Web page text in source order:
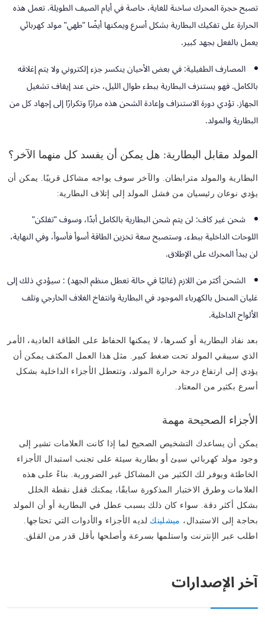
تصبح حجرة المحرك ساخنة للغاية، خاصة في أيام الصيف الطويلة. تعمل هذه
الحرارة على تفكيك البطارية بشكل أسرع ويمكنها أيضًا "طهي" مولد كهربائي
يعمل بالفعل بجهد كبير.
المصارف الطفيلية:في بعض الأحيان ينكسر جزء إلكتروني ولا يتم إغلاقه
بالكامل. فهو يستنزف البطارية ببطء طوال الليل، حتى عند إيقاف تشغيل
الجهاز. تؤدي دورة الاستنزاف وإعادة الشحن هذه مرارًا وتكرارًا إلى إجهاد كل من
البطارية والمولد.
المولد مقابل البطارية: هل يمكن أن يفسد كل منهما الآخر؟
البطارية والمولد مترابطان. والآخر سوف يواجه مشاكل قريبًا. يمكن أن
يؤدي نوعان رئيسيان من فشل المولد إلى إتلاف البطارية:
شحن غير كاف: لن يتم شحن البطارية بالكامل أبدًا، وسوف "تفلكن"
اللوحات الداخلية ببطء، وستصبح سعة تخزين الطاقة أسوأ فأسوأ، وفي النهاية،
لن يبدأ المحرك على الإطلاق.
الشحن أكثر من اللازم (غالبًا في حالة تعطل منظم الجهد): سيؤدي ذلك إلى
غليان المنحل بالكهرباء الموجود في البطارية وانتفاخ الغلاف الخارجي وتلف
الألواح الداخلية.
بعد نفاد البطارية أو كسرها، لا يمكنها الحفاظ على الطاقة العادية، الأمر
الذي سيبقي المولد تحت ضغط كبير. مثل هذا العمل المكثف يمكن أن
يؤدي إلى ارتفاع درجة حرارة المولد، وتتعطل الأجزاء الداخلية بشكل
أسرع بكثير من المعتاد.
الأجزاء الصحيحة مهمة
يمكن أن يساعدك التشخيص الصحيح لما إذا كانت العلامات تشير إلى
وجود مولد كهربائي سيئ أو بطارية سيئة على تجنب استبدال الأجزاء
الخاطئة ويوفر لك الكثير من المشاكل غير الضرورية. بناءً على هذه
العلامات وطرق الاختبار المذكورة سابقًا، يمكنك قفل نقطة الخلل
بشكل أكثر دقة. سواء كان ذلك بسبب عطل في البطارية أو أن المولد
بحاجة إلى الاستبدال، ميشلينك لديه الأجزاء والأدوات التي تحتاجها.
اطلب عبر الإنترنت واستلمها بسرعة وأصلحها بأقل قدر من القلق.
آخر الإصدارات